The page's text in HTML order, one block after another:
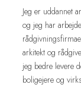
Jeg er uddannet
og jeg har
arkitekt og
jeg bedre levere
boligejere og